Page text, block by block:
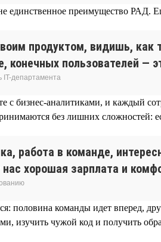
единственное преимущество РАД.
продуктом, видишь,
конечных пользователей —
IT-департамента
с бизнес-аналитиками, и каждый
без лишних сложностей:
работа в команде,
хорошая зарплата и
половина команды идет вперед,
изучить чужой код и получить